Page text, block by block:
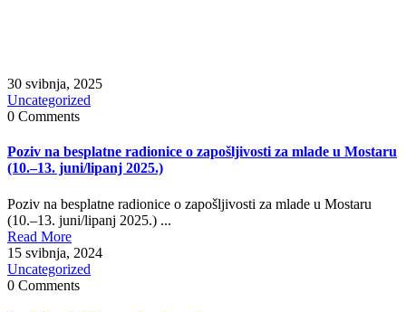
30 svibnja, 2025
Uncategorized
0 Comments
Poziv na besplatne radionice o zapošljivosti za mlade u Mostaru
(10.–13. juni/lipanj 2025.)
Poziv na besplatne radionice o zapošljivosti za mlade u Mostaru
(10.–13. juni/lipanj 2025.) ...
Read More
15 svibnja, 2024
Uncategorized
0 Comments